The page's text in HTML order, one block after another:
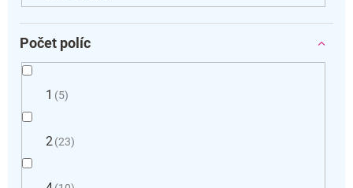
Počet políc
1 5
2 23